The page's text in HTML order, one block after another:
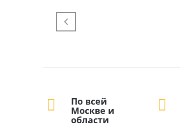
По всей
Москве и
области